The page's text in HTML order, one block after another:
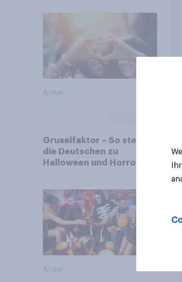
Werbelieblinge an
Artikel
Gruselfaktor – So stehen
die Deutschen zu
Halloween und Horror
Artikel